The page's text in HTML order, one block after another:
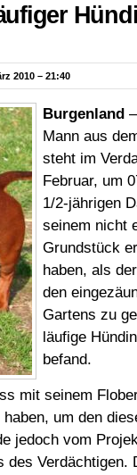
2010 – 21:40
Burgenland
Mann aus
steht im
Februar, um
1/2-jährigen
seinem nicht
Grundstück
haben, als
den
Gartens zu
läufige
befand.
mit seinem
um den
jedoch vom
des Verdächtigen.